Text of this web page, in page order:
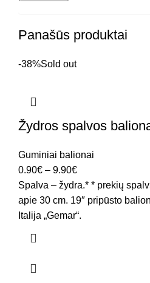
Panašūs produktai
-38%Sold out
Žydros spalvos
Guminiai balionai
0.90€ – 9.90€
Spalva – žydra.* * prekių
apie 30 cm. 19″ pripūsto
Italija „Gemar“.